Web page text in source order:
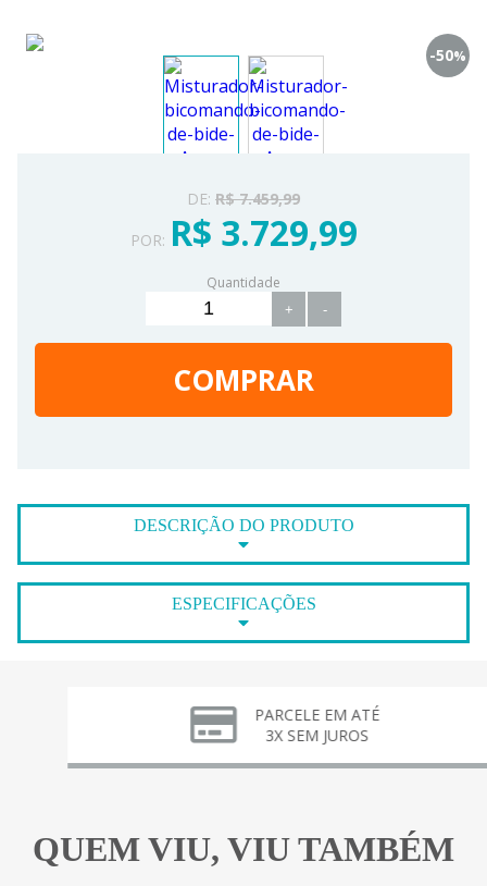
-50%
DE: R$ 7.459,99
POR: R$ 3.729,99
Quantidade
+ -
COMPRAR
DESCRIÇÃO DO PRODUTO
ESPECIFICAÇÕES
PARCELE EM ATÉ
3X SEM JUROS
QUEM VIU, VIU TAMBÉM